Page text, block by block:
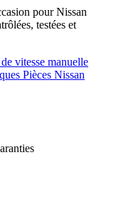
pour Nissan
testées et
vitesse manuelle
Pièces Nissan